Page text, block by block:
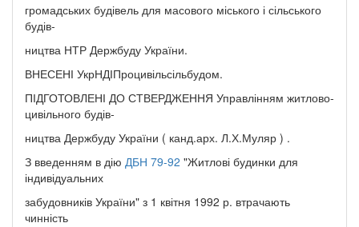
громадських будівель для масового міського і сільського
будів-
ництва НТР Держбуду України.
ВНЕСЕНІ УкрНДІПроцивільсільбудом.
ПІДГОТОВЛЕНІ ДО СТВЕРДЖЕННЯ Управлінням житлово-
цивільного будів-
ництва Держбуду України ( канд.арх. Л.Х.Муляр ) .
З введенням в дію ДБН 79-92 "Житлові будинки для
індивідуальних
забудовників України" з 1 квітня 1992 р. втрачають
чинність